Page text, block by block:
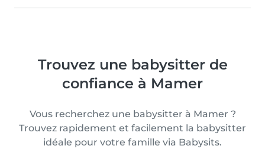
Trouvez une babysitter de
confiance à Mamer
Vous recherchez une babysitter à Mamer ?
Trouvez rapidement et facilement la babysitter
idéale pour votre famille via Babysits.